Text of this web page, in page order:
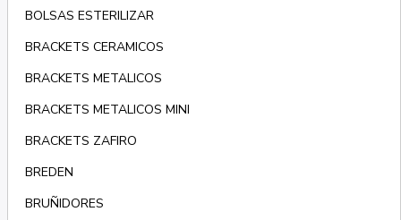
BOLSAS ESTERILIZAR
BRACKETS CERAMICOS
BRACKETS METALICOS
BRACKETS METALICOS MINI
BRACKETS ZAFIRO
BREDEN
BRUÑIDORES